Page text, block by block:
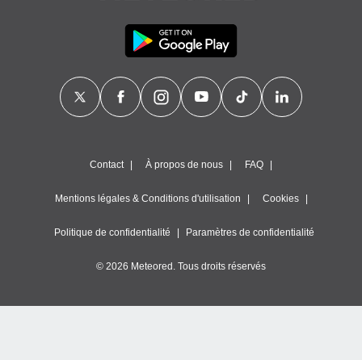
Contact À propos de nous FAQ
Mentions légales & Conditions d'utilisation Cookies
Politique de confidentialité Paramètres de confidentialité
© 2026 Meteored. Tous droits réservés